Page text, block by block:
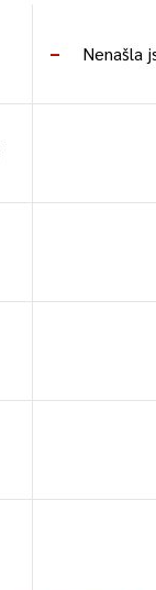
Nenašla